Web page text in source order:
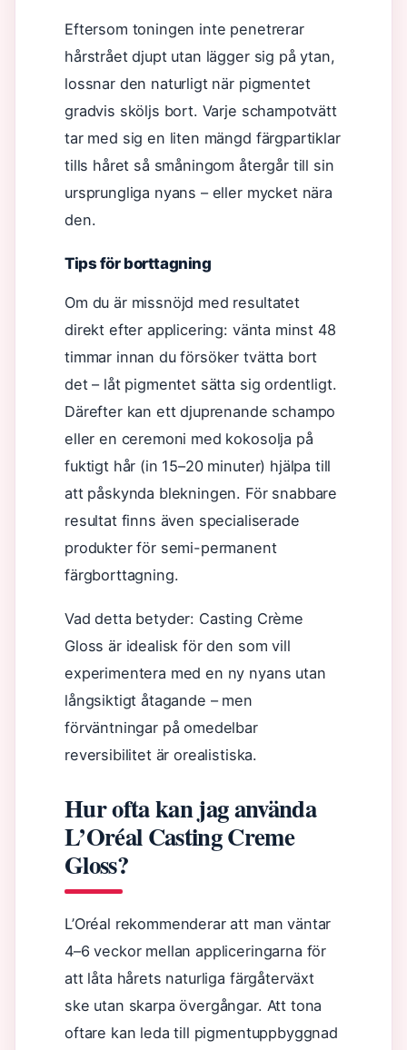
Eftersom toningen inte penetrerar
hårstrået djupt utan lägger sig på ytan,
lossnar den naturligt när pigmentet
gradvis sköljs bort. Varje schampotvätt
tar med sig en liten mängd färgpartiklar
tills håret så småningom återgår till sin
ursprungliga nyans – eller mycket nära
den.
Tips för borttagning
Om du är missnöjd med resultatet
direkt efter applicering: vänta minst 48
timmar innan du försöker tvätta bort
det – låt pigmentet sätta sig ordentligt.
Därefter kan ett djuprenande schampo
eller en ceremoni med kokosolja på
fuktigt hår (in 15–20 minuter) hjälpa till
att påskynda blekningen. För snabbare
resultat finns även specialiserade
produkter för semi-permanent
färgborttagning.
Vad detta betyder: Casting Crème
Gloss är idealisk för den som vill
experimentera med en ny nyans utan
långsiktigt åtagande – men
förväntningar på omedelbar
reversibilitet är orealistiska.
Hur ofta kan jag använda
L’Oréal Casting Creme
Gloss?
L’Oréal rekommenderar att man väntar
4–6 veckor mellan appliceringarna för
att låta hårets naturliga färgåterväxt
ske utan skarpa övergångar. Att tona
oftare kan leda till pigmentuppbyggnad